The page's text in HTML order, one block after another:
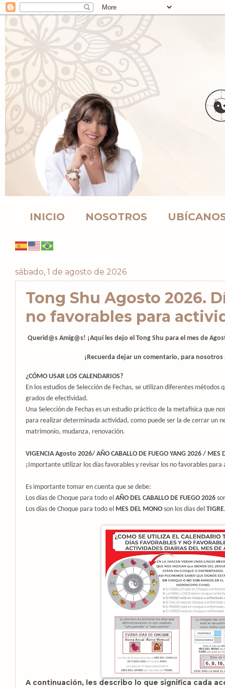
INICIO NOSOTROS
sábado, 1 de agosto de 2026
Tong Shu Agosto 2026.
no favorables para
Querid@s Amig@s! ¡Aquí les dejo el Tong Shu para el mes de
¡Recuerda dejar un comentario, para
¿CÓMO USAR LOS CALENDARIOS?
En los estudios de Selección de Fechas, se utilizan diferentes métodos
grados de efectividad.
Una Selección de Fechas es un estudio práctico de la metafísica que
para realizar determinada actividad, como puede ser la de cerrar un
matrimonio, mudanza, renovación.
VIGENCIA Agosto 2026/ AÑO CABALLO DE FUEGO YANG 2026 / MES
¡Importante utilizar los días favorables y revisar los no favorables para
Es importante tomar en cuenta que se debe:
Los días de Choque para todo el AÑO DEL CABALLO DE FUEGO 2026
Los días de Choque para todo el MES DEL MONO son los días del
A continuación, les describo lo que significa cada